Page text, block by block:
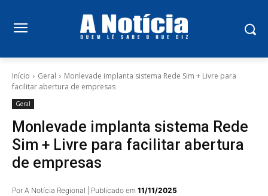
Início Geral
Monlevade implanta sistema Rede Sim + Livre para
facilitar abertura de empresas
Geral
Monlevade implanta sistema Rede
Sim + Livre para facilitar abertura
de empresas
Por A Notícia Regional | Publicado em 11/11/2025